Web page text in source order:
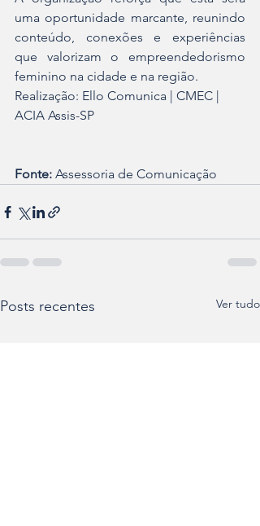
uma oportunidade marcante, reunindo
conteúdo, conexões e experiências
que valorizam o empreendedorismo
feminino na cidade e na região.
Realização: Ello Comunica | CMEC |
ACIA Assis-SP
Fonte: Assessoria de Comunicação
Posts recentes Ver tudo